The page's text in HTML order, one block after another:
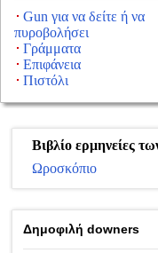
Gun για να δείτε ή να
πυροβολήσει
Γράμματα
Επιφάνεια
Πιστόλι
Βιβλίο ερμηνείες
Ωροσκόπιο
Δημοφιλή downers